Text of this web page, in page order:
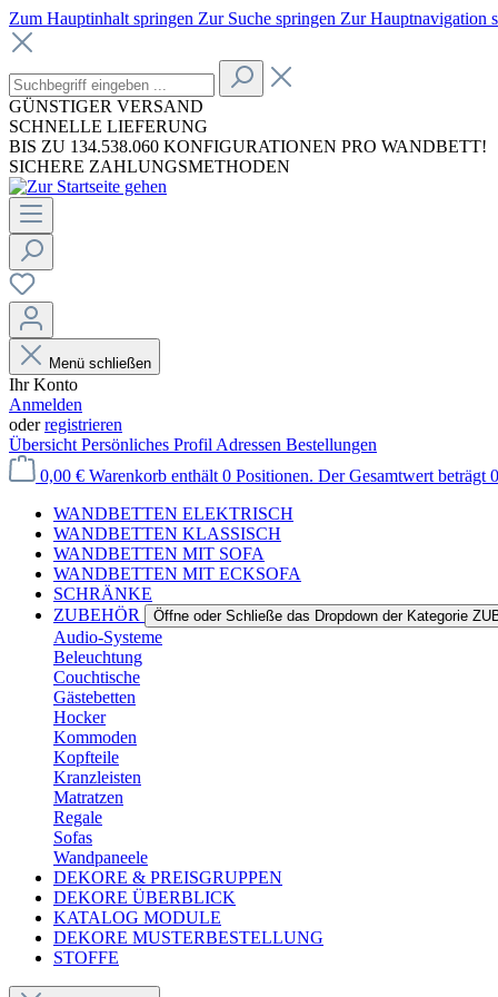
Zum Hauptinhalt springen Zur Suche springen Zur Hauptnavigation
GÜNSTIGER VERSAND
SCHNELLE LIEFERUNG
BIS ZU 134.538.060 KONFIGURATIONEN PRO WANDBETT!
SICHERE ZAHLUNGSMETHODEN
Menü schließen
Ihr Konto
Anmelden
oderregistrieren
Übersicht Persönliches Profil Adressen Bestellungen
0,00 € Warenkorb enthält 0 Positionen. Der Gesamtwert beträgt
WANDBETTEN ELEKTRISCH
WANDBETTEN KLASSISCH
WANDBETTEN MIT SOFA
WANDBETTEN MIT ECKSOFA
SCHRÄNKE
ZUBEHÖR
Öffne oder Schließe das Dropdown der Kategorie
Audio-Systeme
Beleuchtung
Couchtische
Gästebetten
Hocker
Kommoden
Kopfteile
Kranzleisten
Matratzen
Regale
Sofas
Wandpaneele
DEKORE & PREISGRUPPEN
DEKORE ÜBERBLICK
KATALOG MODULE
DEKORE MUSTERBESTELLUNG
STOFFE